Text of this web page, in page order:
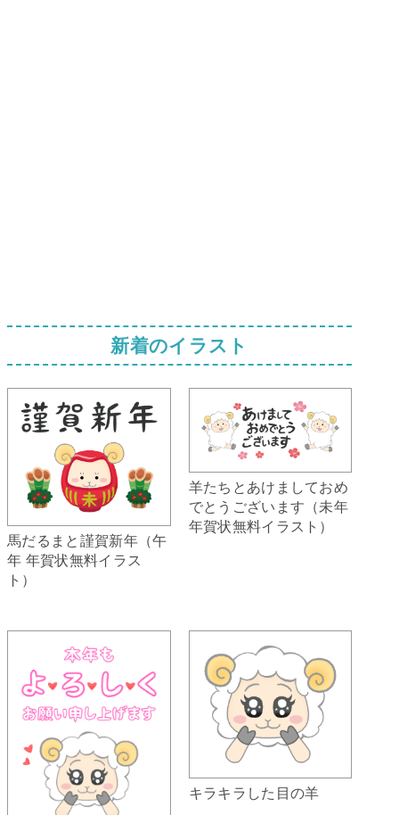
新着のイラスト
馬だるまと謹賀新年（午
年 年賀状無料イラス
ト）
羊たちとあけましておめ
でとうございます（未年
年賀状無料イラスト）
キラキラした目の羊